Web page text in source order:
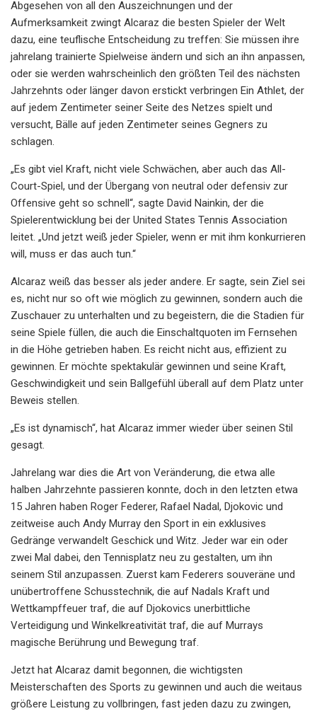
Abgesehen von all den Auszeichnungen und der
Aufmerksamkeit zwingt Alcaraz die besten Spieler der Welt
dazu, eine teuflische Entscheidung zu treffen: Sie müssen ihre
jahrelang trainierte Spielweise ändern und sich an ihn anpassen,
oder sie werden wahrscheinlich den größten Teil des nächsten
Jahrzehnts oder länger davon erstickt verbringen Ein Athlet, der
auf jedem Zentimeter seiner Seite des Netzes spielt und
versucht, Bälle auf jeden Zentimeter seines Gegners zu
schlagen.
„Es gibt viel Kraft, nicht viele Schwächen, aber auch das All-
Court-Spiel, und der Übergang von neutral oder defensiv zur
Offensive geht so schnell“, sagte David Nainkin, der die
Spielerentwicklung bei der United States Tennis Association
leitet. „Und jetzt weiß jeder Spieler, wenn er mit ihm konkurrieren
will, muss er das auch tun.“
Alcaraz weiß das besser als jeder andere. Er sagte, sein Ziel sei
es, nicht nur so oft wie möglich zu gewinnen, sondern auch die
Zuschauer zu unterhalten und zu begeistern, die die Stadien für
seine Spiele füllen, die auch die Einschaltquoten im Fernsehen
in die Höhe getrieben haben. Es reicht nicht aus, effizient zu
gewinnen. Er möchte spektakulär gewinnen und seine Kraft,
Geschwindigkeit und sein Ballgefühl überall auf dem Platz unter
Beweis stellen.
„Es ist dynamisch“, hat Alcaraz immer wieder über seinen Stil
gesagt.
Jahrelang war dies die Art von Veränderung, die etwa alle
halben Jahrzehnte passieren konnte, doch in den letzten etwa
15 Jahren haben Roger Federer, Rafael Nadal, Djokovic und
zeitweise auch Andy Murray den Sport in ein exklusives
Gedränge verwandelt Geschick und Witz. Jeder war ein oder
zwei Mal dabei, den Tennisplatz neu zu gestalten, um ihn
seinem Stil anzupassen. Zuerst kam Federers souveräne und
unübertroffene Schusstechnik, die auf Nadals Kraft und
Wettkampffeuer traf, die auf Djokovics unerbittliche
Verteidigung und Winkelkreativität traf, die auf Murrays
magische Berührung und Bewegung traf.
Jetzt hat Alcaraz damit begonnen, die wichtigsten
Meisterschaften des Sports zu gewinnen und auch die weitaus
größere Leistung zu vollbringen, fast jeden dazu zu zwingen,